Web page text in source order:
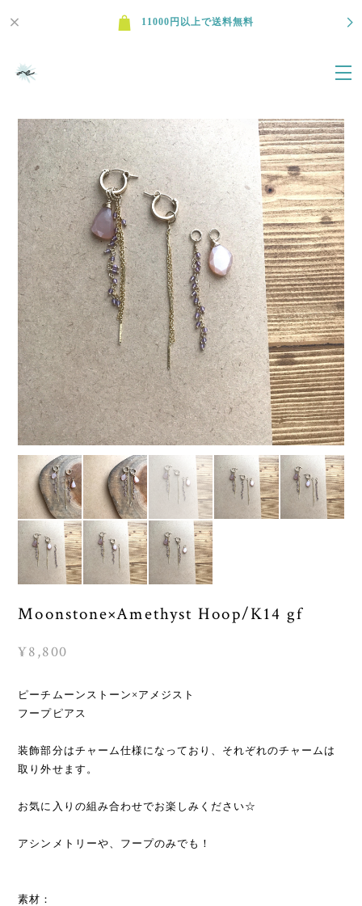
11000円以上で送料無料
Moonstone×Amethyst Hoop/K14 gf
¥8,800
ピーチムーンストーン×アメジスト
フープピアス
装飾部分はチャーム仕様になっており、それぞれのチャームは
取り外せます。
お気に入りの組み合わせでお楽しみください☆
アシンメトリーや、フープのみでも！
素材：